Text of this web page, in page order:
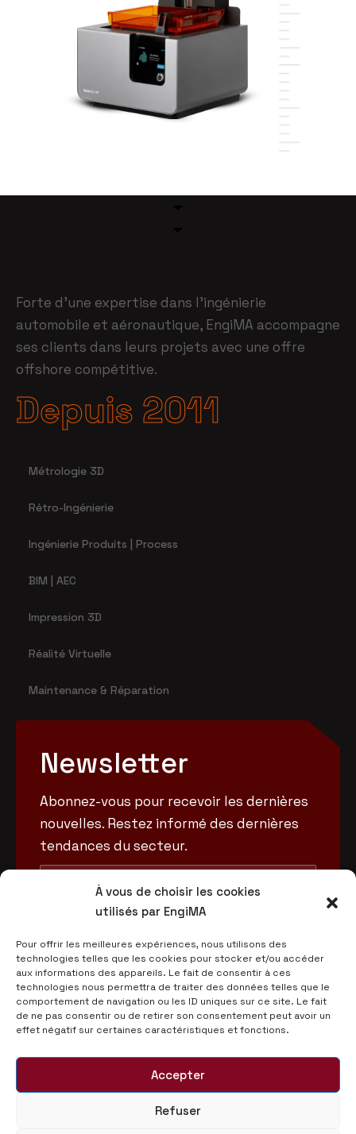
À vous de choisir les cookies
utilisés par EngiMA
Pour offrir les meilleures expériences, nous utilisons des
technologies telles que les cookies pour stocker et/ou accéder
aux informations des appareils. Le fait de consentir à ces
technologies nous permettra de traiter des données telles que le
comportement de navigation ou les ID uniques sur ce site. Le fait
de ne pas consentir ou de retirer son consentement peut avoir un
effet négatif sur certaines caractéristiques et fonctions.
Accepter
Refuser
Forte d’une expertise dans l’ingénierie
automobile et aéronautique, EngiMA accompagne
ses clients dans leurs projets avec une offre
offshore compétitive.
Depuis 2011
Métrologie 3D
Rétro-Ingénierie
Ingénierie Produits | Process
BIM | AEC
Impression 3D
Réalité Virtuelle
Maintenance & Réparation
Newsletter
Abonnez-vous pour recevoir les dernières
nouvelles. Restez informé des dernières
tendances du secteur.